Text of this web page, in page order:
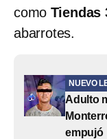
como Tiendas
abarrotes.
NUEVO
Adulto
empujó